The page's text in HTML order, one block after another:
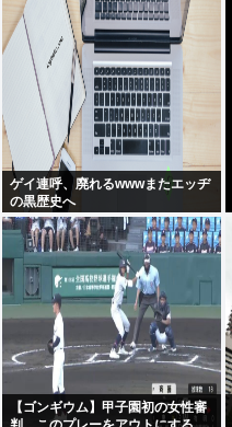
ゲイ連呼、廃れるwwwまたエッヂ
の黒歴史へ
【ゴンギウム】甲子園初の女性審